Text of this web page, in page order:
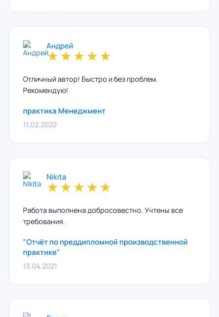
Андрей
★★★★★
Отличный автор! Быстро и без проблем.
Рекомендую!
практика Менеджмент
11.02.2022
Nikita
★★★★★
Работа выполнена добросовестно. Учтены все
требования.
"Отчёт по преддипломной производственной
практике"
13.04.2021